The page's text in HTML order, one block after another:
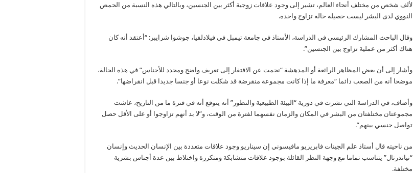
لألف شخص من مختلف أنحاء العالم، تشير إلى وجود علاقات زوجية أكثر بين الجنسين، وبالتالي هذه النسبة من الحمض
النووي لدى البشر ليست حصيلة حالة تزاوج واحدة.
وقال الباحث المشارك الرئيسي في الدراسة، الأستاذ في جامعة تيمبل في فيلادلفيا، جوشوا شرايبر: “أعتقد أنه كان
هناك أكثر من عملية تزاوج بين الجنسين”.
وأشار إلى أن بعض المظاهر الرائعة أو المدهشة “نجمت عن الافتقار إلى تعريف واضح ومحدد للأجناس” في هذه الحالة،
موضحا أنه من الصعب دائما “معرفة ما إذا كانت مجموعة منقرضة قد شكلت نوعا أو جنسا جديدا قبل انقراضها”.
وأضاف، في الدراسة التي نشرت في دورية “البيئة الطبيعية والتطور” أنه يتوقع أنه في فترة ما من التاريخ، عاشت
مجموعتان مختلفتان من البشر في المكان والزمان نفسهما لفترة من الوقت، و”لا بد أنهم تزاوجوا أو على الأقل حصل
تواصل جنسي بينهم”.
من ناحيته قال أستاذ علم الجينات فابريزيو مافيسوني إن سيناريو وجود علاقات متعددة بين الإنسان الحديث وإنسان
“نياندرتال” يتناسب تماما مع وجهة النظر القائلة بوجود علاقات متشابكة ومتكررة واختلاط بين عدة أجناس بشرية
مختلفة.